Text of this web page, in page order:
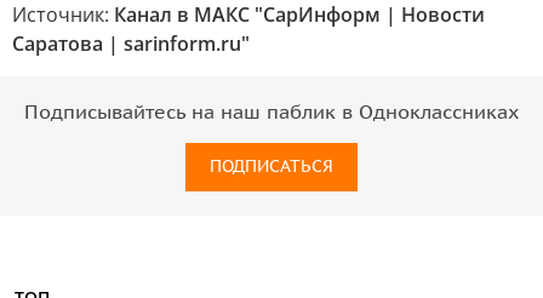
Источник: Канал в МАКС "СарИнформ | Новости
Саратова | sarinform.ru"
Подписывайтесь на наш паблик в Одноклассниках
ПОДПИСАТЬСЯ